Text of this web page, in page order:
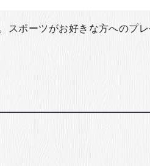
スポーツがお好きな方へのプ